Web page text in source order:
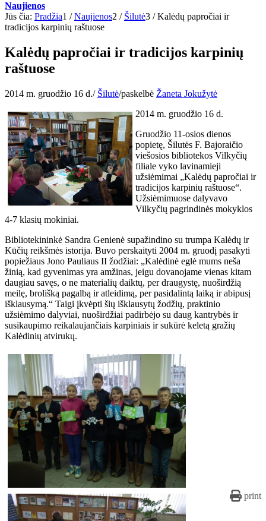
Naujienos
Jūs čia: Pradžia1 / Naujienos2 / Šilutė3 / Kalėdų papročiai ir
tradicijos karpinių raštuose
Kalėdų papročiai ir tradicijos karpinių
raštuose
2014 m. gruodžio 16 d./ Šilutė/paskelbė Žaneta Jokužytė
2014 m. gruodžio 16 d.
Gruodžio 11-osios dienos
popietę, Šilutės F. Bajoraičio
viešosios bibliotekos Vilkyčių
filiale vyko lavinamieji
užsiėmimai „Kalėdų papročiai ir
tradicijos karpinių raštuose“.
Užsiėmimuose dalyvavo
Vilkyčių pagrindinės mokyklos
4-7 klasių mokiniai.
Bibliotekininkė Sandra Genienė supažindino su trumpa Kalėdų ir
Kūčių reikšmės istorija. Buvo perskaityti 2004 m. gruodį pasakyti
popiežiaus Jono Pauliaus II žodžiai: „Kalėdinė eglė mums neša
žinią, kad gyvenimas yra amžinas, jeigu dovanojame vienas kitam
daugiau savęs, o ne materialių daiktų, per draugystę, nuoširdžią
meilę, brolišką pagalbą ir atleidimą, per pasidalintą laiką ir abipusį
išklausymą.“ Taigi įkvėpti šių išklausytų žodžių, praktinio
užsiėmimo dalyviai, nuoširdžiai padirbėjo su daug kantrybės ir
susikaupimo reikalaujančiais karpiniais ir sukūrė keletą gražių
Kalėdinių atvirukų.
print